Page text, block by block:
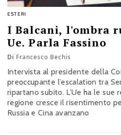
ESTERI
I Balcani, l'ombra
Ue. Parla Fassino
Di Francesco Bechis
Intervista al presidente della
preoccupante l’escalation tra
ripartano subito. L’Ue ha le sue
regione cresce il risentimento
Russia e Cina avanzano